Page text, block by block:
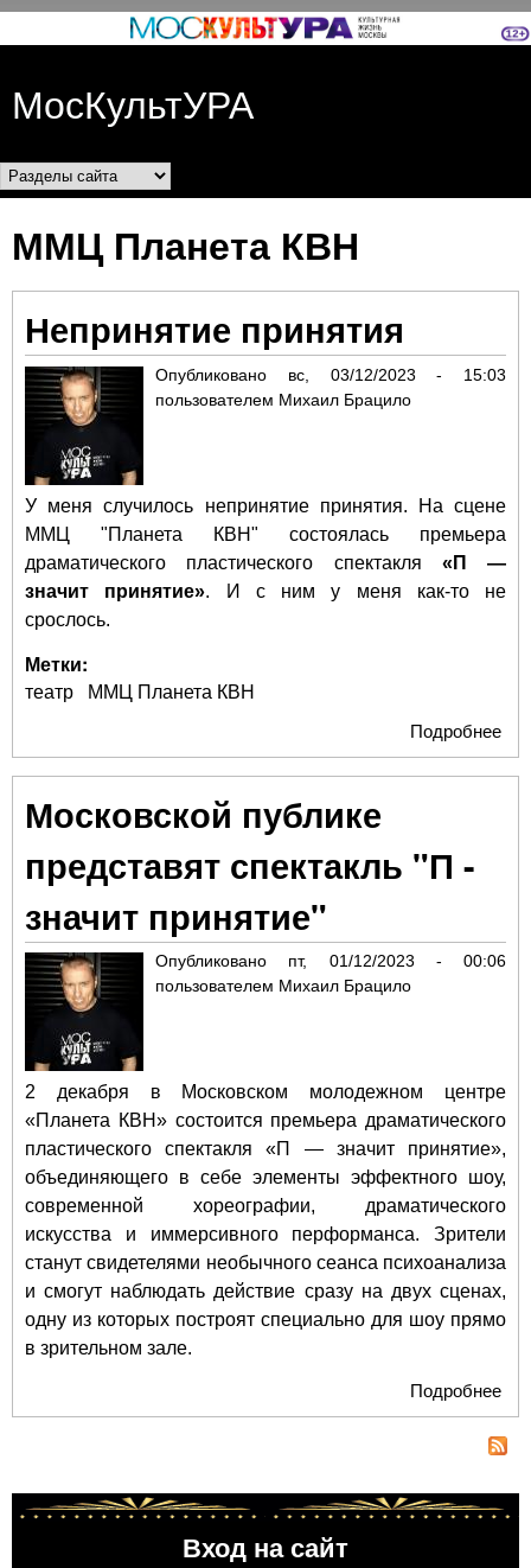
Перейти к основному
МосКультУРА
Разделы сайта
ММЦ Планета КВН
Непринятие принятия
Опубликовано вс, 03/12/2023 - 15:03
пользователем Михаил Брацило
У меня случилось непринятие принятия. На сцене
ММЦ "Планета КВН" состоялась премьера
драматического пластического спектакля «П —
значит принятие». И с ним у меня как-то не
срослось.
Метки:
театр
ММЦ Планета КВН
Подробнее
Московской публике
представят спектакль "П -
значит принятие"
Опубликовано пт, 01/12/2023 - 00:06
пользователем Михаил Брацило
2 декабря в Московском молодежном центре
«Планета КВН» состоится премьера драматического
пластического спектакля «П — значит принятие»,
объединяющего в себе элементы эффектного шоу,
современной хореографии, драматического
искусства и иммерсивного перформанса. Зрители
станут свидетелями необычного сеанса психоанализа
и смогут наблюдать действие сразу на двух сценах,
одну из которых построят специально для шоу прямо
в зрительном зале.
Подробнее
"П
Вход на сайт